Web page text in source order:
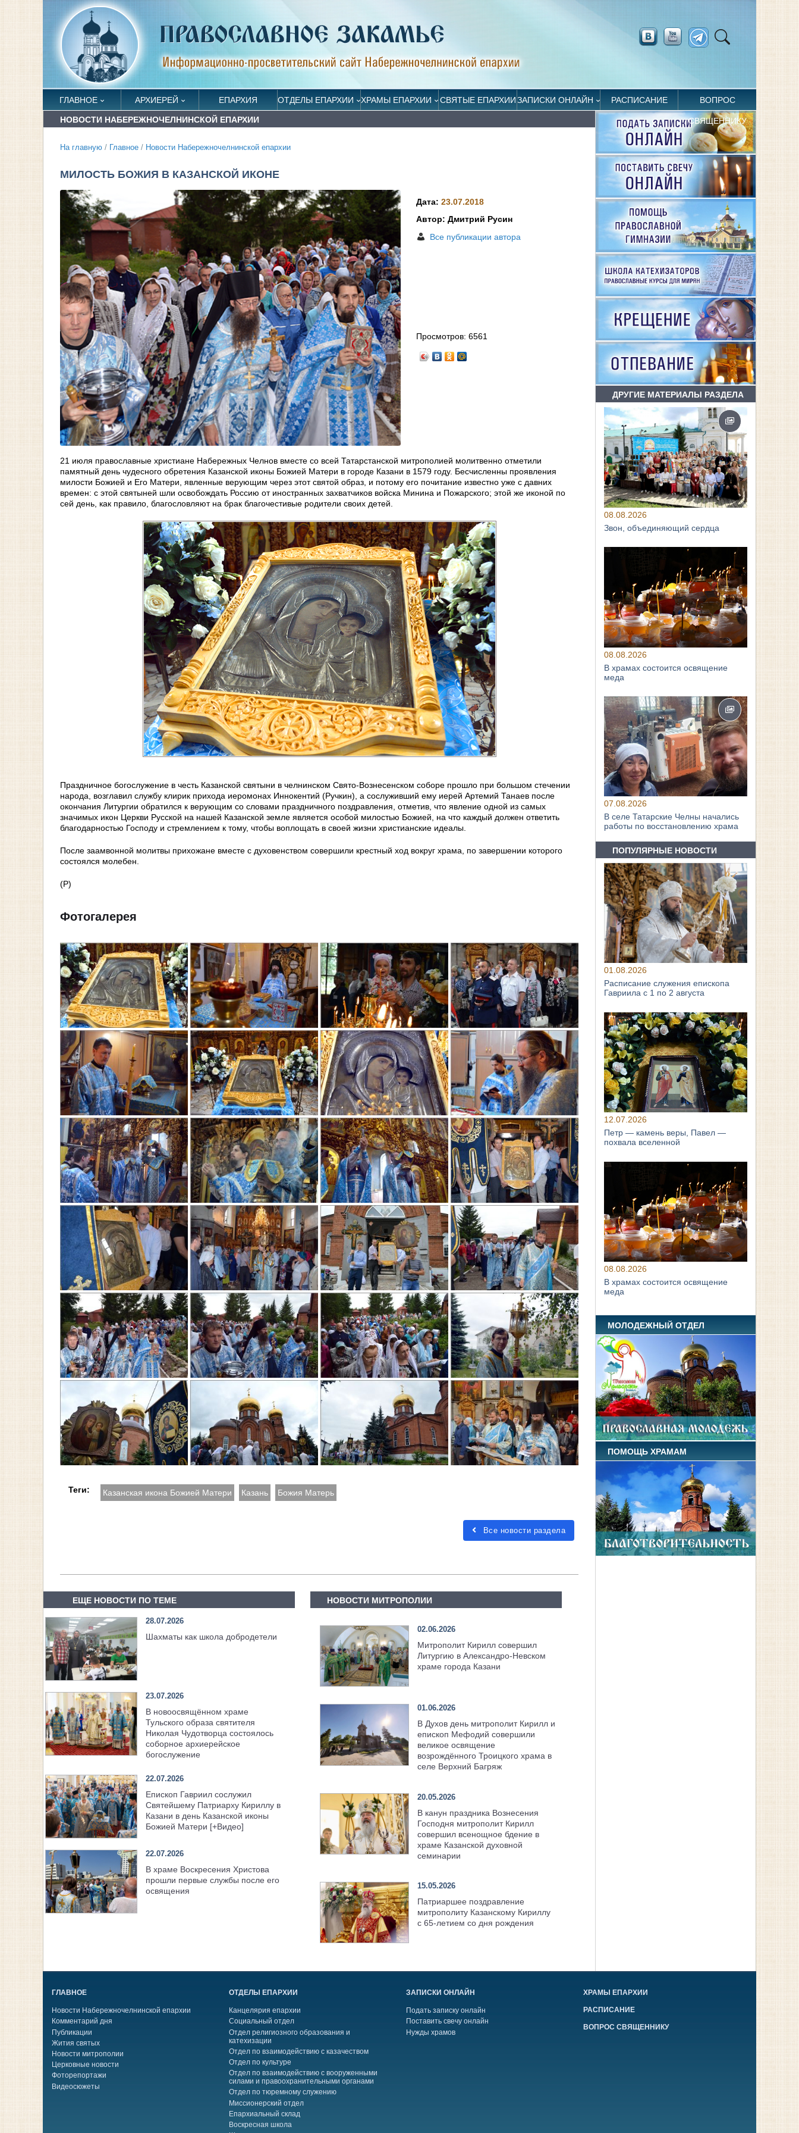
ГЛАВНОЕ АРХИЕРЕЙ ЕПАРХИЯ ОТДЕЛЫ ЕПАРХИИ ХРАМЫ ЕПАРХИИ СВЯТЫЕ ЕПАРХИИЗАПИСКИ ОНЛАЙН РАСПИСАНИЕ ВОПРОС
СВЯЩЕННИКУ
НОВОСТИ НАБЕРЕЖНОЧЕЛНИНСКОЙ ЕПАРХИИ
На главную / Главное / Новости Набережночелнинской епархии
МИЛОСТЬ БОЖИЯ В КАЗАНСКОЙ ИКОНЕ
Дата:23.07.2018
Автор: Дмитрий Русин
Все публикации автора
Просмотров:6561
21 июля православные христиане Набережных Челнов вместе со всей Татарстанской митрополией молитвенно отметили
памятный день чудесного обретения Казанской иконы Божией Матери в городе Казани в 1579 году. Бесчисленны проявления
милости Божией и Его Матери, явленные верующим через этот святой образ, и потому его почитание известно уже с давних
времен: с этой святыней шли освобождать Россию от иностранных захватчиков войска Минина и Пожарского; этой же иконой по
сей день, как правило, благословляют на брак благочестивые родители своих детей.
Праздничное богослужение в честь Казанской святыни в челнинском Свято-Вознесенском соборе прошло при большом стечении
народа, возглавил службу клирик прихода иеромонах Иннокентий (Ручкин), а сослуживший ему иерей Артемий Танаев после
окончания Литургии обратился к верующим со словами праздничного поздравления, отметив, что явление одной из самых
значимых икон Церкви Русской на нашей Казанской земле является особой милостью Божией, на что каждый должен ответить
благодарностью Господу и стремлением к тому, чтобы воплощать в своей жизни христианские идеалы.
После заамвонной молитвы прихожане вместе с духовенством совершили крестный ход вокруг храма, по завершении которого
состоялся молебен.
(Р)
Фотогалерея
Теги: Казанская икона Божией Матери Казань Божия Матерь
Все новости раздела
ЕЩЕ НОВОСТИ ПО ТЕМЕ
28.07.2026
Шахматы как школа добродетели
23.07.2026
В новоосвящённом храме
Тульского образа святителя
Николая Чудотворца состоялось
соборное архиерейское
богослужение
22.07.2026
Епископ Гавриил сослужил
Святейшему Патриарху Кириллу в
Казани в день Казанской иконы
Божией Матери [+Видео]
22.07.2026
В храме Воскресения Христова
прошли первые службы после его
освящения
НОВОСТИ МИТРОПОЛИИ
02.06.2026
Митрополит Кирилл совершил
Литургию в Александро-Невском
храме города Казани
01.06.2026
В Духов день митрополит Кирилл и
епископ Мефодий совершили
великое освящение
возрождённого Троицкого храма в
селе Верхний Багряж
20.05.2026
В канун праздника Вознесения
Господня митрополит Кирилл
совершил всенощное бдение в
храме Казанской духовной
семинарии
15.05.2026
Патриаршее поздравление
митрополиту Казанскому Кириллу
с 65-летием со дня рождения
ДРУГИЕ МАТЕРИАЛЫ РАЗДЕЛА
08.08.2026
Звон, объединяющий сердца
08.08.2026
В храмах состоится освящение
меда
07.08.2026
В селе Татарские Челны начались
работы по восстановлению храма
ПОПУЛЯРНЫЕ НОВОСТИ
01.08.2026
Расписание служения епископа
Гавриила с 1 по 2 августа
12.07.2026
Петр — камень веры, Павел —
похвала вселенной
08.08.2026
В храмах состоится освящение
меда
МОЛОДЕЖНЫЙ ОТДЕЛ
ПОМОЩЬ ХРАМАМ
ГЛАВНОЕ
Новости Набережночелнинской епархии
Комментарий дня
Публикации
Жития святых
Новости митрополии
Церковные новости
Фоторепортажи
Видеосюжеты
ОТДЕЛЫ ЕПАРХИИ
Канцелярия епархии
Социальный отдел
Отдел религиозного образования и
катехизации
Отдел по взаимодействию с казачеством
Отдел по культуре
Отдел по взаимодействию с вооруженными
силами и правоохранительными органами
Отдел по тюремному служению
Миссионерский отдел
Епархиальный склад
Воскресная школа
ЗАПИСКИ ОНЛАЙН
Подать записку онлайн
Поставить свечу онлайн
Нужды храмов
ХРАМЫ ЕПАРХИИ
РАСПИСАНИЕ
ВОПРОС СВЯЩЕННИКУ